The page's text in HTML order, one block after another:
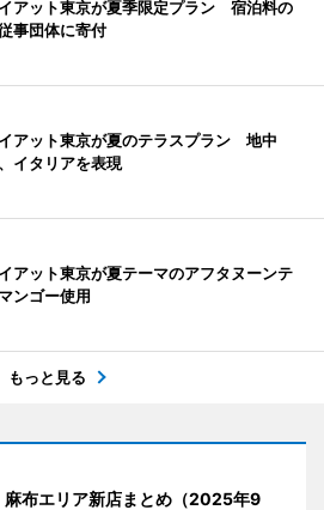
アット東京が夏季限定プラン 宿泊料の
事団体に寄付
アット東京が夏のテラスプラン 地中
イタリアを表現
アット東京が夏テーマのアフタヌーンテ
ンゴー使用
もっと見る
麻布エリア新店まとめ（2025年9